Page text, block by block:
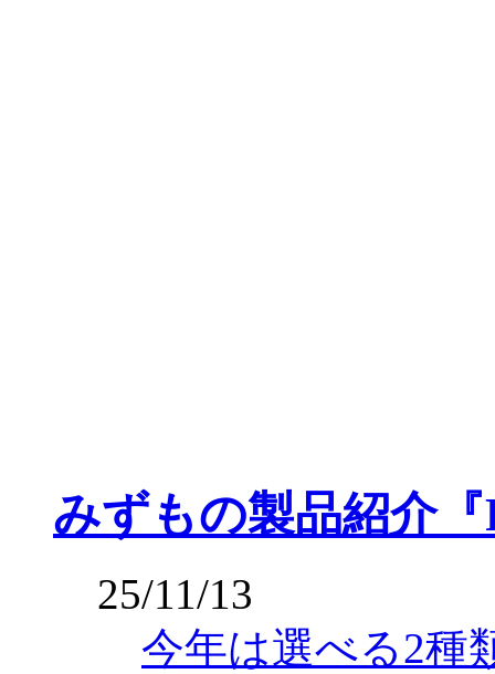
みずもの製品紹介
25/11/13
今年は選べる2種